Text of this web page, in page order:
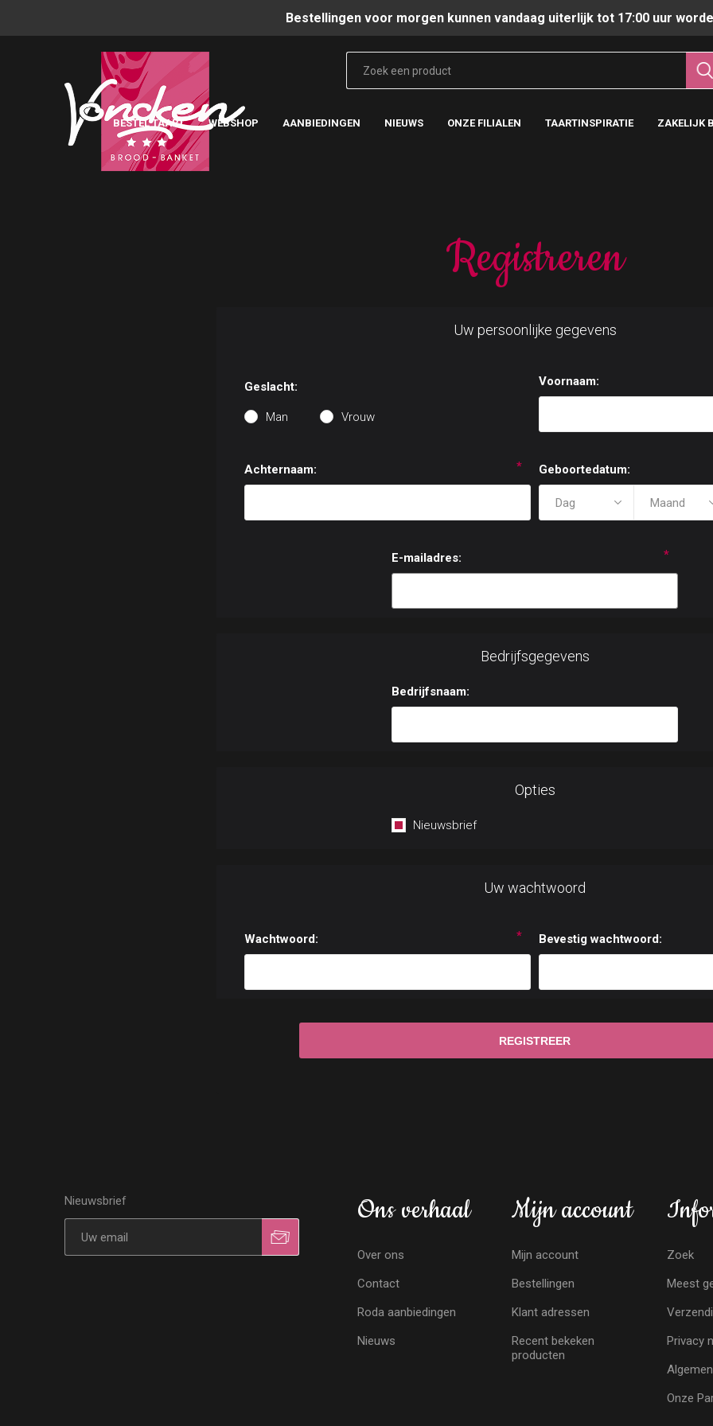
Bestellingen voor morgen kunnen vandaag uiterlijk tot 17:00 uur
BESTEL TAART WEBSHOP AANBIEDINGEN NIEUWS ONZE FILIALEN TAARTINSPIRATIE ZAKELIJK
Registreren
Uw persoonlijke gegevens
Geslacht:
Man Vrouw
Voornaam:
Achternaam: * Geboortedatum:
E-mailadres: *
Bedrijfsgegevens
Bedrijfsnaam:
Opties
Nieuwsbrief
Uw wachtwoord
Wachtwoord: * Bevestig wachtwoord:
Nieuwsbrief Ons verhaal
Over ons
Contact
Roda aanbiedingen
Nieuws
Mijn account
Mijn account
Bestellingen
Klant adressen
Recent bekeken
producten
Zoek
Meest
Privacy
Onze